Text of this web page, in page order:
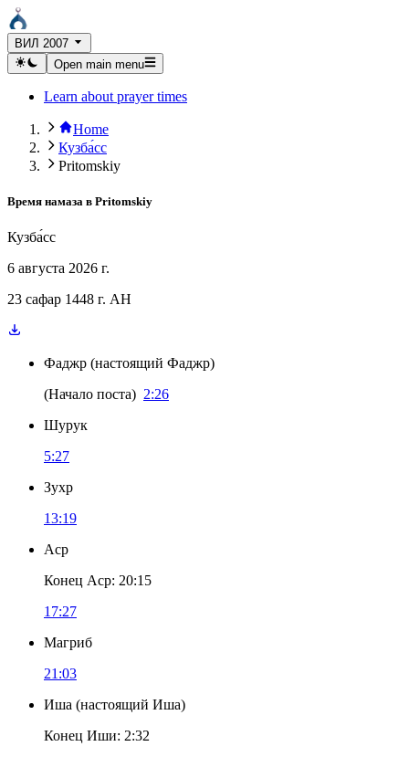
ВИЛ 2007
Open main menu
Learn about prayer times
Home
Кузба́сс
Pritomskiy
Время намаза в Pritomskiy
Кузба́сс
6 августа 2026 г.
23 сафар 1448 г. AH
Фаджр (настоящий Фаджр)
(Начало поста) 2:26
Шурук
5:27
Зухр
13:19
Аср
Конец Аср: 20:15
17:27
Магриб
21:03
Иша (настоящий Иша)
Конец Иши: 2:32